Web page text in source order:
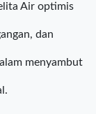
Air optimis
dan
menyambut